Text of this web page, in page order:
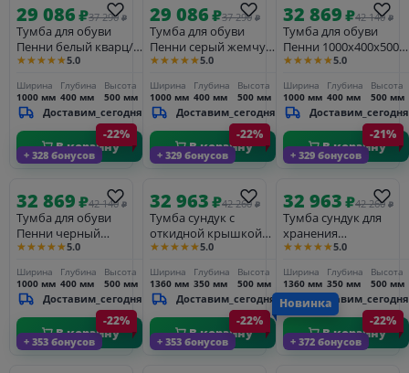
29 086₽37 290 ₽
Тумба для обуви
Пенни белый кварц/
антик 24
★★★★★5.0
Ширина
1000 мм
Глубина
400 мм
Высота
500 мм
Доставим_сегодня
В корзину
29 086₽37 290 ₽
Тумба для обуви
Пенни серый жемчуг/
антик 24
★★★★★5.0
Ширина
1000 мм
Глубина
400 мм
Высота
500 мм
Доставим_сегодня
В корзину
32 869₽42 140 ₽
Тумба для обуви
Пенни 1000х400х500
изумруд/антик 24
★★★★★5.0
Ширина
1000 мм
Глубина
400 мм
Высота
500 мм
Доставим_сегодня
В корзину
+ 328 бонусов
-22%
32 869₽42 140 ₽
Тумба для обуви
Пенни черный
сапфир/антик 24
★★★★★5.0
Ширина
1000 мм
Глубина
400 мм
Высота
500 мм
Доставим_сегодня
В корзину
+ 329 бонусов
-22%
32 963₽42 260 ₽
Тумба сундук с
откидной крышкой
1360х350х500 Пенни
★★★★★5.0
Ширина
1360 мм
Глубина
350 мм
Высота
500 мм
Доставим_сегодня
В корзину
+ 329 бонусов
-21%
32 963₽42 260 ₽
Тумба сундук для
хранения
1360х350х500 Пенни
24
★★★★★5.0
Ширина
1360 мм
Глубина
350 мм
Высота
500 мм
Доставим_сегодня
В корзину
+ 353 бонусов
-22%
+ 353 бонусов
-22%
+ 372 бонусов
Новинка
-22%